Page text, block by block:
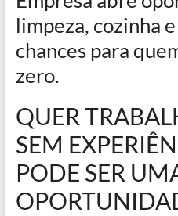
b
o
o
s
A
g
r
e
n
r
a
d
limpeza, cozinha
chances para
zero.
QUER
SEM
PODE SER